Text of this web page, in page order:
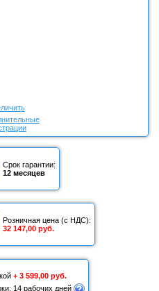
Срок гарантии:
12 месяцев
Розничная цена (с НДС):
32 147,00 руб.
+ 3 599,00 руб.
14 рабочих дней